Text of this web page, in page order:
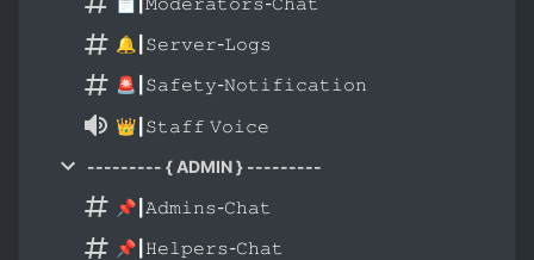
🔔┃𝚂𝚎𝚛𝚟𝚎𝚛-𝙻𝚘𝚐𝚜
🚨┃𝚂𝚊𝚏𝚎𝚝𝚢-𝙽𝚘𝚝𝚒𝚏𝚒𝚌𝚊𝚝𝚒𝚘𝚗
👑┃𝚂𝚝𝚊𝚏𝚏 𝚅𝚘𝚒𝚌𝚎
--------- { ADMIN } ---------
📌┃𝙰𝚍𝚖𝚒𝚗𝚜-𝙲𝚑𝚊𝚝
📌┃𝙷𝚎𝚕𝚙𝚎𝚛𝚜-𝙲𝚑𝚊𝚝